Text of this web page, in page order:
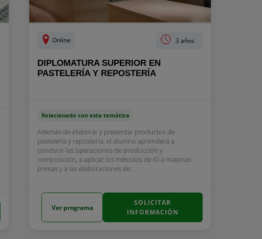
Online 3 años
DIPLOMATURA SUPERIOR EN
PASTELERÍA Y REPOSTERÍA
Relacionado con esta temática
Además de elaborar y presentar productos de
pastelería y repostería, el alumno aprenderá a
conducir las operaciones de producción y
composición, a aplicar los métodos de ID a materias
primas y a las elaboraciones de...
Ver programa
SOLICITAR
INFORMACIÓN